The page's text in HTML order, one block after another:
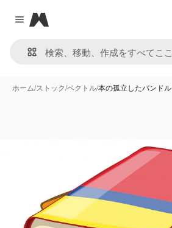
Close menu
Magnific
ホーム/ストック/ベクトル/本の孤立したバンドル